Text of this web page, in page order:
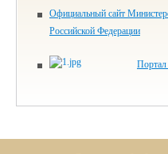
Официальный сайт
Российской Федерации
Портал